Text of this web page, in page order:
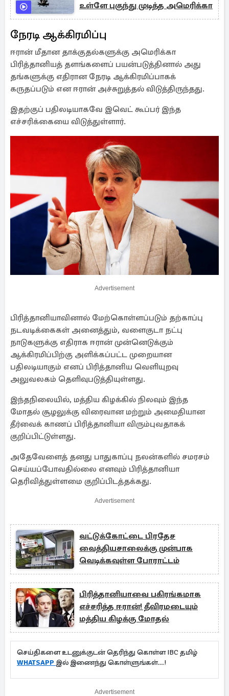
உள்ளே புகுந்து முடித்த அமெரிக்கா
நேரடி ஆக்கிரமிப்பு
ஈரான் மீதான தாக்குதல்களுக்கு அமெரிக்கா
பிரித்தானியத் தளங்களைப் பயன்படுத்தினால் அது
தங்களுக்கு எதிரான நேரடி ஆக்கிரமிப்பாகக்
கருதப்படும் என ஈரான் அச்சுறுத்தல் விடுத்திருந்தது.
இதற்குப் பதிலடியாகவே இவெட் கூப்பர் இந்த
எச்சரிக்கையை விடுத்துள்ளார்.
Advertisement
பிரித்தானியாவினால் மேற்கொள்ளப்படும் தற்காப்பு
நடவடிக்கைகள் அனைத்தும், வளைகுடா நட்பு
நாடுகளுக்கு எதிராக ஈரான் முன்னெடுக்கும்
ஆக்கிரமிப்பிற்கு அளிக்கப்பட்ட முறையான
பதிலடியாகும் எனப் பிரித்தானிய வெளியுறவு
அலுவலகம் தெளிவுபடுத்தியுள்ளது.
இந்தநிலையில், மத்திய கிழக்கில் நிலவும் இந்த
மோதல் சூழலுக்கு விரைவான மற்றும் அமைதியான
தீர்வைக் காணப் பிரித்தானியா விரும்புவதாகக்
குறிப்பிட்டுள்ளது.
அதேவேளைத் தனது பாதுகாப்பு நலன்களில் சமரசம்
செய்யப்போவதில்லை எனவும் பிரித்தானியா
தெரிவித்துள்ளமை குறிப்பிடத்தக்கது.
Advertisement
வட்டுக்கோட்டை பிரதேச
வைத்தியசாலைக்கு முன்பாக
வெடிக்கவுள்ள போராட்டம்
பிரித்தானியாவை பகிரங்கமாக
எச்சரித்த ஈரான்! தீவிரமடையும்
மத்திய கிழக்கு மோதல்
செய்திகளை உடனுக்குடன் தெரிந்து கொள்ள IBC தமிழ்
WHATSAPP இல் இணைந்து கொள்ளுங்கள்...!
Advertisement